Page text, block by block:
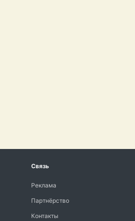
Связь
Реклама
Партнёрство
Контакты